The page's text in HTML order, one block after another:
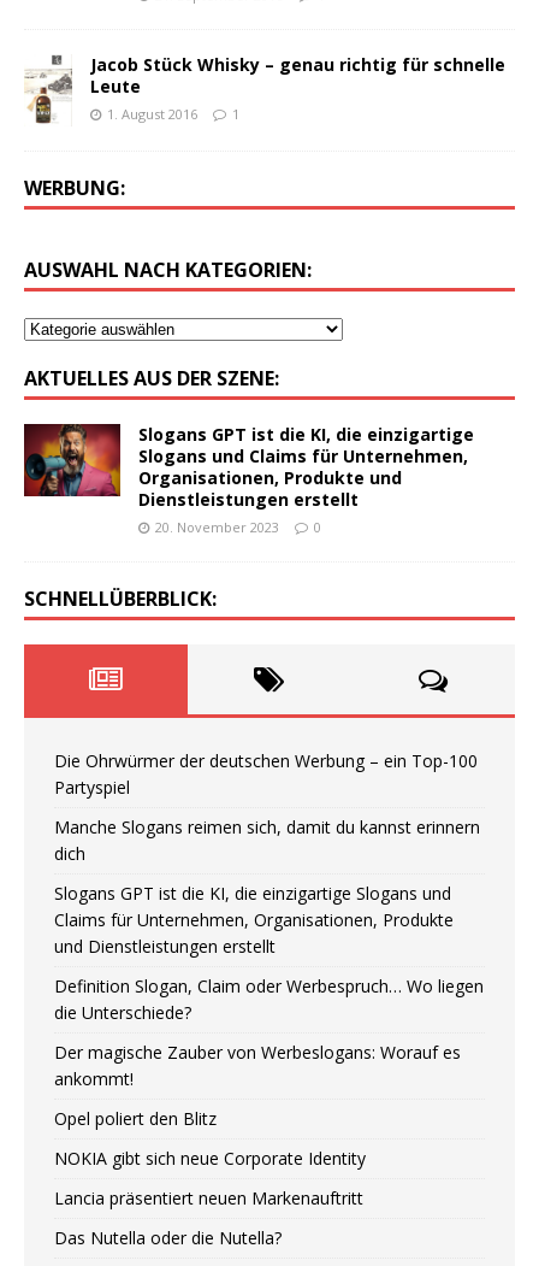
Jacob Stück Whisky – genau richtig für schnelle
Leute
1. August 2016 1
WERBUNG:
AUSWAHL NACH KATEGORIEN:
AKTUELLES AUS DER SZENE:
Slogans GPT ist die KI, die einzigartige
Slogans und Claims für Unternehmen,
Organisationen, Produkte und
Dienstleistungen erstellt
20. November 2023 0
SCHNELLÜBERBLICK:
Die Ohrwürmer der deutschen Werbung – ein Top-100
Partyspiel
Manche Slogans reimen sich, damit du kannst erinnern
dich
Slogans GPT ist die KI, die einzigartige Slogans und
Claims für Unternehmen, Organisationen, Produkte
und Dienstleistungen erstellt
Definition Slogan, Claim oder Werbespruch… Wo liegen
die Unterschiede?
Der magische Zauber von Werbeslogans: Worauf es
ankommt!
Opel poliert den Blitz
NOKIA gibt sich neue Corporate Identity
Lancia präsentiert neuen Markenauftritt
Das Nutella oder die Nutella?